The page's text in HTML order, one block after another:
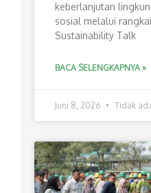
keberlanjutan
sosial melalui
Sustainability Talk
BACA SELENGKAPNYA »
Juni 8, 2026 Tidak